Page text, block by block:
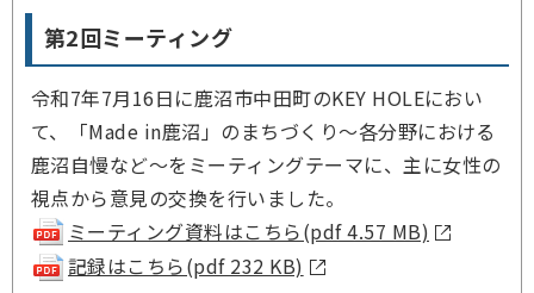
第2回ミーティング
令和7年7月16日に鹿沼市中田町のKEY HOLEにおい
て、「Made in鹿沼」のまちづくり～各分野における
鹿沼自慢など～をミーティングテーマに、主に女性の
視点から意見の交換を行いました。
ミーティング資料はこちら(pdf 4.57 MB)
記録はこちら(pdf 232 KB)